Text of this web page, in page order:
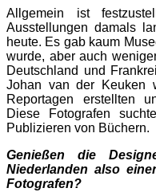
Allgemein ist
Ausstellungen damals
heute. Es gab kaum
wurde, aber auch
Deutschland und
Johan van der Keuken
Reportagen erstellten
Diese Fotografen
Publizieren von Büchern.
Genießen die
Niederlanden also
Fotografen?